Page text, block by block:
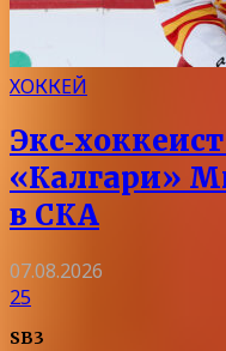
ХОККЕЙ
«Калгари»
в СКА
07.08.2026
25
SB3